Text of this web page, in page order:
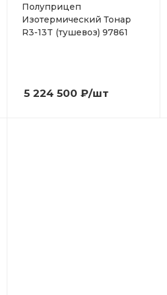
Полуприцеп
Изотермический Тонар
R3-13T (тушевоз) 97861
5 224 500 ₽/шт